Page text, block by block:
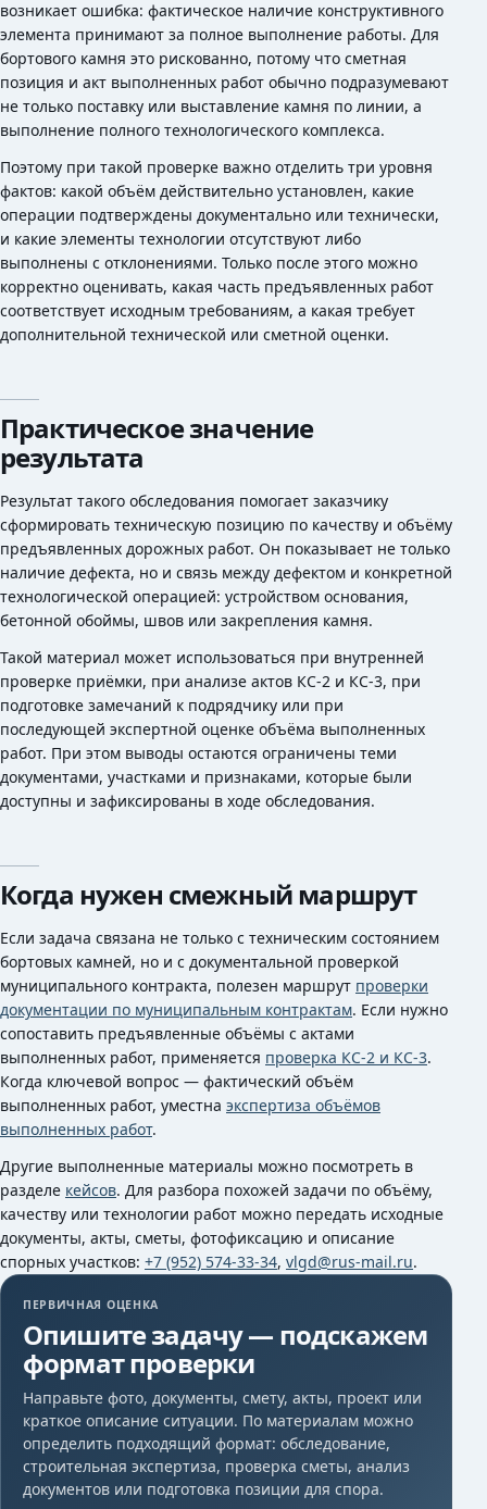
возникает ошибка: фактическое наличие конструктивного
элемента принимают за полное выполнение работы. Для
бортового камня это рискованно, потому что сметная
позиция и акт выполненных работ обычно подразумевают
не только поставку или выставление камня по линии, а
выполнение полного технологического комплекса.
Поэтому при такой проверке важно отделить три уровня
фактов: какой объём действительно установлен, какие
операции подтверждены документально или технически,
и какие элементы технологии отсутствуют либо
выполнены с отклонениями. Только после этого можно
корректно оценивать, какая часть предъявленных работ
соответствует исходным требованиям, а какая требует
дополнительной технической или сметной оценки.
Практическое значение
результата
Результат такого обследования помогает заказчику
сформировать техническую позицию по качеству и объёму
предъявленных дорожных работ. Он показывает не только
наличие дефекта, но и связь между дефектом и конкретной
технологической операцией: устройством основания,
бетонной обоймы, швов или закрепления камня.
Такой материал может использоваться при внутренней
проверке приёмки, при анализе актов КС-2 и КС-3, при
подготовке замечаний к подрядчику или при
последующей экспертной оценке объёма выполненных
работ. При этом выводы остаются ограничены теми
документами, участками и признаками, которые были
доступны и зафиксированы в ходе обследования.
Когда нужен смежный маршрут
Если задача связана не только с техническим состоянием
бортовых камней, но и с документальной проверкой
муниципального контракта, полезен маршрут проверки
документации по муниципальным контрактам. Если нужно
сопоставить предъявленные объёмы с актами
выполненных работ, применяется проверка КС-2 и КС-3.
Когда ключевой вопрос — фактический объём
выполненных работ, уместна экспертиза объёмов
выполненных работ.
Другие выполненные материалы можно посмотреть в
разделе кейсов. Для разбора похожей задачи по объёму,
качеству или технологии работ можно передать исходные
документы, акты, сметы, фотофиксацию и описание
спорных участков: +7 (952) 574-33-34, vlgd@rus-mail.ru.
ПЕРВИЧНАЯ ОЦЕНКА
Опишите задачу — подскажем
формат проверки
Направьте фото, документы, смету, акты, проект или
краткое описание ситуации. По материалам можно
определить подходящий формат: обследование,
строительная экспертиза, проверка сметы, анализ
документов или подготовка позиции для спора.